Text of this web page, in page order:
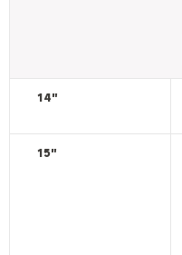
14"
15"